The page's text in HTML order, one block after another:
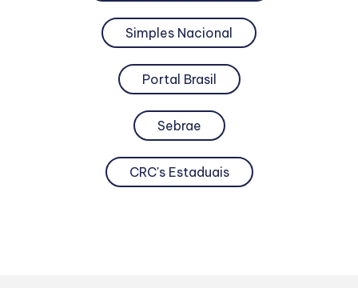
Simples Nacional
Portal Brasil
Sebrae
CRC's Estaduais